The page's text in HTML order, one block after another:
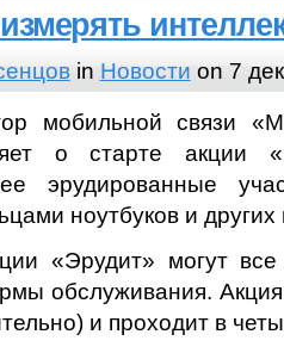
in Новости on 7
мобильной связи
о старте акции
эрудированные
ноутбуков и
«Эрудит» могут все
обслуживания.
и проходит в